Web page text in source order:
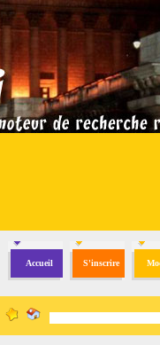
Accueil S'inscrire